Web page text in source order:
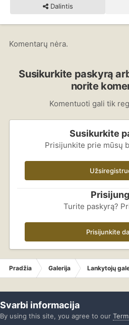
Dalintis
Komentarų nėra.
Susikurkite paskyrą
norite
Komentuoti gali tik
Susikurkite
Prisijunkite prie mūsų
Turite paskyrą?
Prisijunkite
Pradžia Galerija Lankytojų
Svarbi informacija
By using this site, you agree to our
Forumas Neskaityta Prisijungti